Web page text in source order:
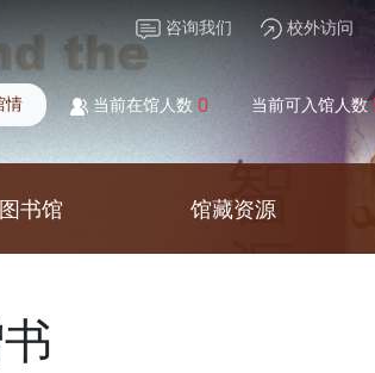
咨询我们 校外访问
情 当前在馆人数 0 当前可入馆人数
书馆 馆藏资源